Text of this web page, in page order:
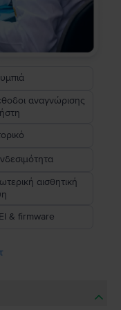
αναγνώρισης
αισθητική
& firmware